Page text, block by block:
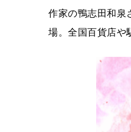
作家の鴨志田和泉
場。全国百貨店や